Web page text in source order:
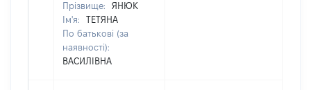
Прізвище:
ЯНЮК
Ім'я:
ТЕТЯНА
По батькові (за
наявності):
ВАСИЛІВНА